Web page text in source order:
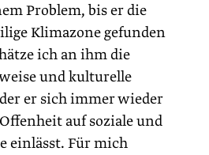
Problem, bis er die
Klimazone gefunden
ich an ihm die
und kulturelle
er sich immer wieder
auf soziale und
einlässt. Für mich